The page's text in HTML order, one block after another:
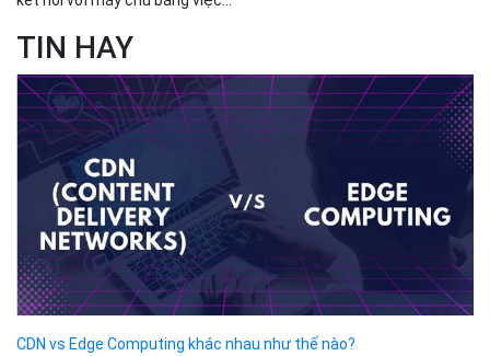
TIN HAY
CDN vs Edge Computing khác nhau như thế nào?